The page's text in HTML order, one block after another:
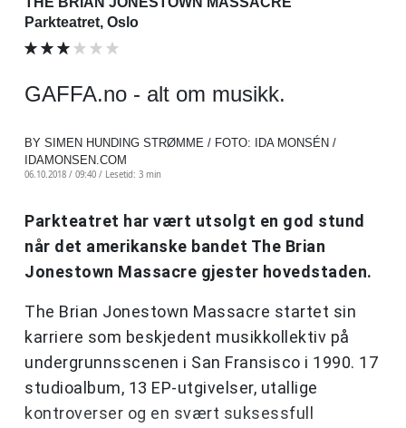
Parkteatret, Oslo
GAFFA.no - alt om musikk.
BY SIMEN HUNDING STRØMME / FOTO: IDA MONSÉN /
IDAMONSEN.COM
06.10.2018 / 09:40 / Lesetid: 3 min
Parkteatret har vært utsolgt en god stund
når det amerikanske bandet The Brian
Jonestown Massacre gjester hovedstaden.
The Brian Jonestown Massacre startet sin
karriere som beskjedent musikkollektiv på
undergrunnsscenen i San Fransisco i 1990. 17
studioalbum, 13 EP-utgivelser, utallige
kontroverser og en svært suksessfull